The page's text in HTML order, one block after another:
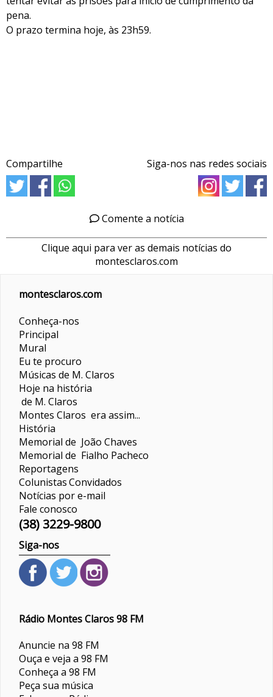
pena.
O prazo termina hoje, às 23h59.
Compartilhe Siga-nos nas redes sociais
Comente a notícia
Clique aqui para ver as demais notícias do
montesclaros.com
montesclaros.com
Conheça-nos
Principal
Mural
Eu te procuro
Músicas de M. Claros
Hoje na história
de M. Claros
Montes Claros era assim...
História
Memorial de João Chaves
Memorial de Fialho Pacheco
Reportagens
ColunistasConvidados
Notícias por e-mail
Fale conosco
(38) 3229-9800
Siga-nos
Rádio Montes Claros 98 FM
Anuncie na 98 FM
Ouça e veja a 98 FM
Conheça a 98 FM
Peça sua música